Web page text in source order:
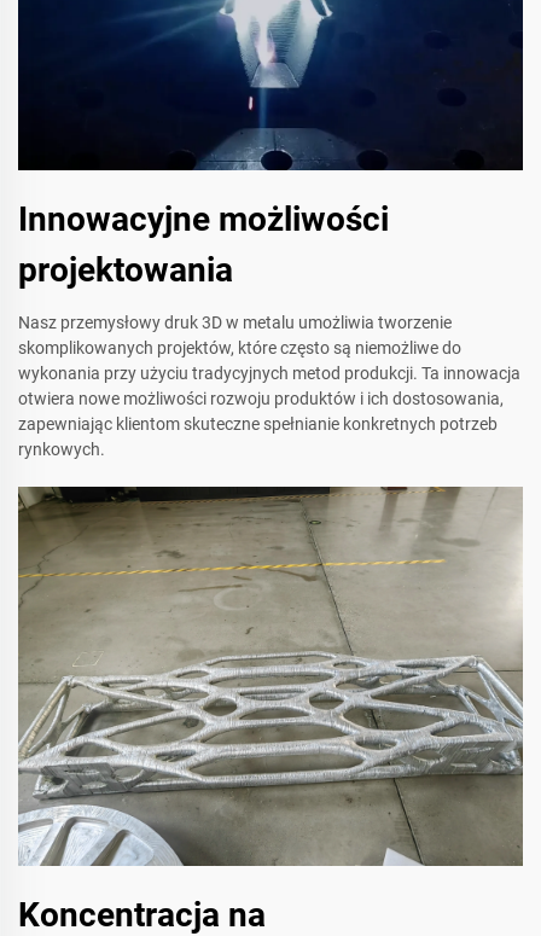
Innowacyjne możliwości
projektowania
Nasz przemysłowy druk 3D w metalu umożliwia tworzenie
skomplikowanych projektów, które często są niemożliwe do
wykonania przy użyciu tradycyjnych metod produkcji. Ta innowacja
otwiera nowe możliwości rozwoju produktów i ich dostosowania,
zapewniając klientom skuteczne spełnianie konkretnych potrzeb
rynkowych.
Koncentracja na